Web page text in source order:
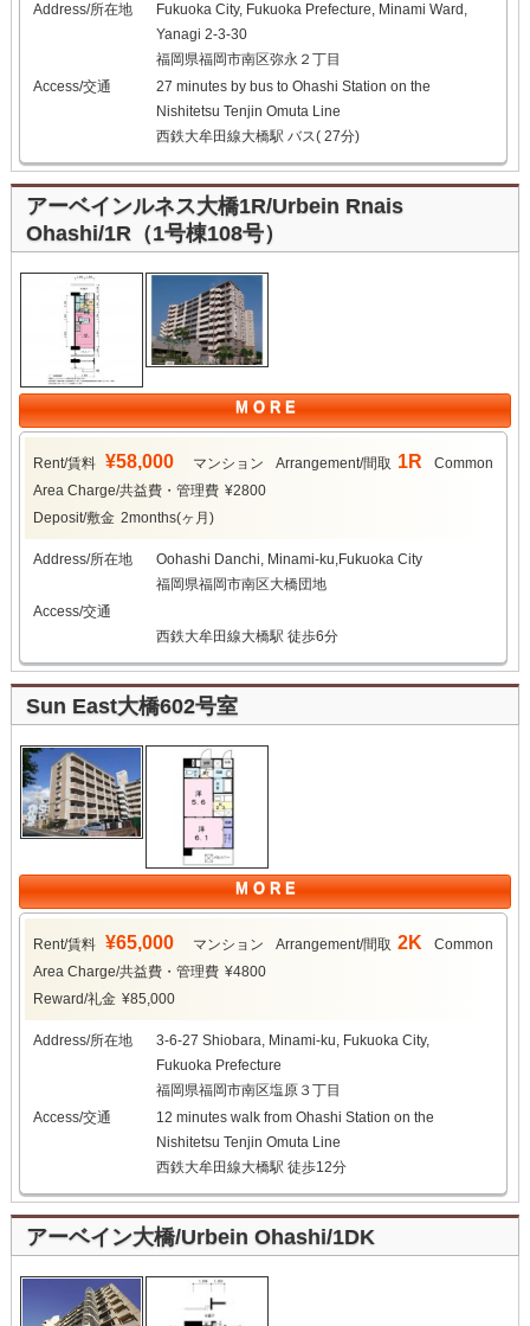
Address/所在地
Fukuoka City, Fukuoka Prefecture, Minami Ward,
Yanagi 2-3-30
福岡県福岡市南区弥永２丁目
Access/交通
27 minutes by bus to Ohashi Station on the
Nishitetsu Tenjin Omuta Line
西鉄大牟田線大橋駅 バス( 27分)
アーベインルネス大橋1R/Urbein Rnais
Ohashi/1R（1号棟108号）
M O R E
Rent/賃料 ¥58,000 マンション Arrangement/間取 1R
Common
Area Charge/共益費・管理費 ¥2800
Deposit/敷金 2months(ヶ月)
Address/所在地
Oohashi Danchi, Minami-ku,Fukuoka City
福岡県福岡市南区大橋団地
Access/交通
西鉄大牟田線大橋駅 徒歩6分
Sun East大橋602号室
M O R E
Rent/賃料 ¥65,000 マンション Arrangement/間取 2K
Common
Area Charge/共益費・管理費 ¥4800
Reward/礼金 ¥85,000
Address/所在地
3-6-27 Shiobara, Minami-ku, Fukuoka City,
Fukuoka Prefecture
福岡県福岡市南区塩原３丁目
Access/交通
12 minutes walk from Ohashi Station on the
Nishitetsu Tenjin Omuta Line
西鉄大牟田線大橋駅 徒歩12分
アーベイン大橋/Urbein Ohashi/1DK